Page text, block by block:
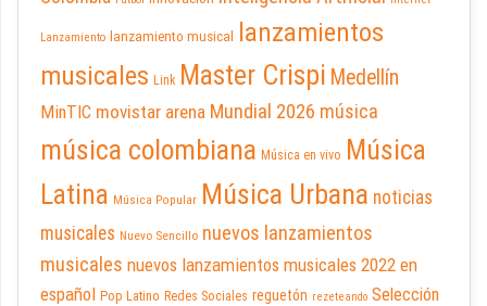
Lanzamiento lanzamiento musical
lanzamientos
musicales Link Master Crispi Medellín
MinTIC movistar arena Mundial 2026 música
música colombiana Música en vivo Música
Latina Música Popular Música Urbana noticias
musicales Nuevo Sencillo nuevos lanzamientos
musicales nuevos lanzamientos musicales 2022 en
español Pop Latino Redes Sociales reguetón rezeteando Selección